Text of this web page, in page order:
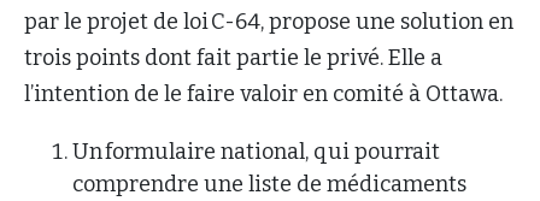
par le projet de loi C-64, propose une solution en
trois points dont fait partie le privé. Elle a
l’intention de le faire valoir en comité à Ottawa.
Un formulaire national, qui pourrait
comprendre une liste de médicaments